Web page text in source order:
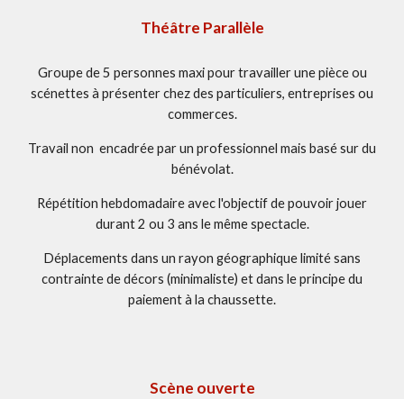
Théâtre Parallèle
Groupe de 5 personnes maxi pour travailler une pièce ou
scénettes à présenter chez des particuliers, entreprises ou
commerces.
Travail non encadrée par un professionnel mais basé sur du
bénévolat.
Répétition hebdomadaire avec l'objectif de pouvoir jouer
durant 2 ou 3 ans le même spectacle.
Déplacements dans un rayon géographique limité sans
contrainte de décors (minimaliste) et dans le principe du
paiement à la chaussette.
Scène ouverte